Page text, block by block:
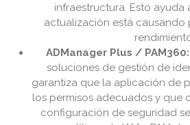
infraestructura. Esto ayuda
actualización está causando
ADManager Plus / PAM360:
soluciones de gestión de
garantiza que la aplicación de
los permisos adecuados y que
configuración de seguridad